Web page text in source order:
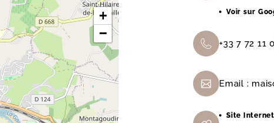
+
−
Voir sur
+33 7 72 11
Email :
Site Internet